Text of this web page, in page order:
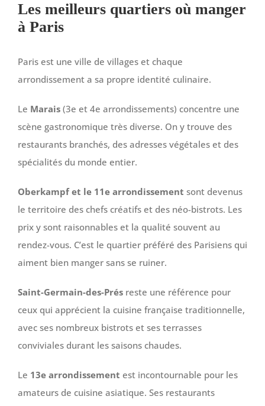
Les meilleurs quartiers où manger
à Paris
Paris est une ville de villages et chaque
arrondissement a sa propre identité culinaire.
Le Marais (3e et 4e arrondissements) concentre une
scène gastronomique très diverse. On y trouve des
restaurants branchés, des adresses végétales et des
spécialités du monde entier.
Oberkampf et le 11e arrondissement sont devenus
le territoire des chefs créatifs et des néo-bistrots. Les
prix y sont raisonnables et la qualité souvent au
rendez-vous. C’est le quartier préféré des Parisiens qui
aiment bien manger sans se ruiner.
Saint-Germain-des-Prés reste une référence pour
ceux qui apprécient la cuisine française traditionnelle,
avec ses nombreux bistrots et ses terrasses
conviviales durant les saisons chaudes.
Le 13e arrondissement est incontournable pour les
amateurs de cuisine asiatique. Ses restaurants